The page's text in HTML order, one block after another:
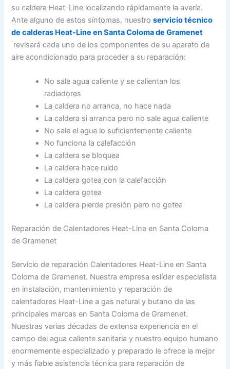
su caldera Heat-Line localizando rápidamente la avería.
Ante alguno de estos síntomas, nuestroservicio técnico
de calderas Heat-Line en Santa Coloma de Gramenet
revisará cada uno de los componentes de su aparato de
aire acondicionado para proceder a su reparación:
No sale agua caliente y se calientan los
radiadores
La caldera no arranca, no hace nada
La caldera si arranca pero no sale agua caliente
No sale el agua lo suficientemente caliente
No funciona la calefacción
La caldera se bloquea
La caldera hace ruido
La caldera gotea con la calefacción
La caldera gotea
La caldera pierde presión pero no gotea
Reparación de Calentadores Heat-Line en Santa Coloma
de Gramenet
Servicio de reparación Calentadores Heat-Line en Santa
Coloma de Gramenet. Nuestra empresa eslíder especialista
en instalación, mantenimiento y reparación de
calentadores Heat-Line a gas natural y butano de las
principales marcas en Santa Coloma de Gramenet.
Nuestras varias décadas de extensa experiencia en el
campo del agua caliente sanitaria y nuestro equipo humano
enormemente especializado y preparado le ofrece la mejor
y más fiable asistencia técnica para reparación de